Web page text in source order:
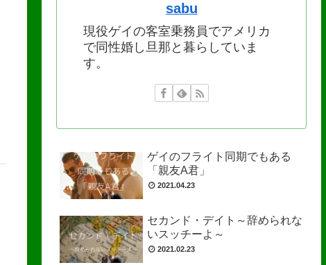
sabu
現役ゲイの客室乗務員でアメリカ
で同性婚し旦那と暮らしていま
す。
ゲイのフライト同期でもある
「親友A君」
2021.04.23
セカンド・デイト～辞められな
いスッチーよ～
2021.02.23